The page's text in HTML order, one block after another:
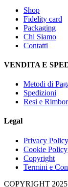
Shop
Fidelity card
Packaging
Chi Siamo
Contatti
VENDITA E
Metodi di
Spedizioni
Resi e
Legal
Privacy Policy
Cookie Policy
Copyright
Termini e
COPYRIGHT